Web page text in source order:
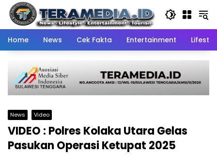
Skip
content
Home
News Cek Fakta Entertainment
News Video
VIDEO : Polres Kolaka Utara Gelas
Pasukan Operasi Ketupat 2025